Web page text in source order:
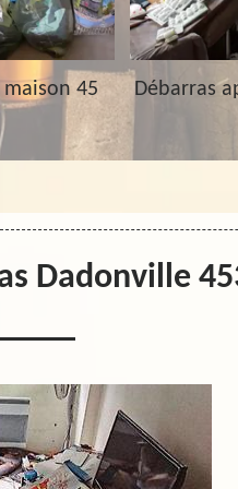
45 Débarras
Dadonville